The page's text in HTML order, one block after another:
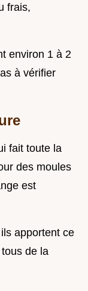
frais,
environ 1 à 2
à vérifier
fait toute la
des moules
est
apportent ce
de la